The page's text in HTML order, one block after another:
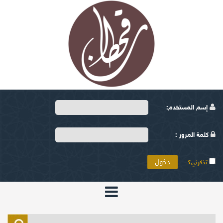
إسم المستخدم:
كلمة المرور :
تذكرني؟